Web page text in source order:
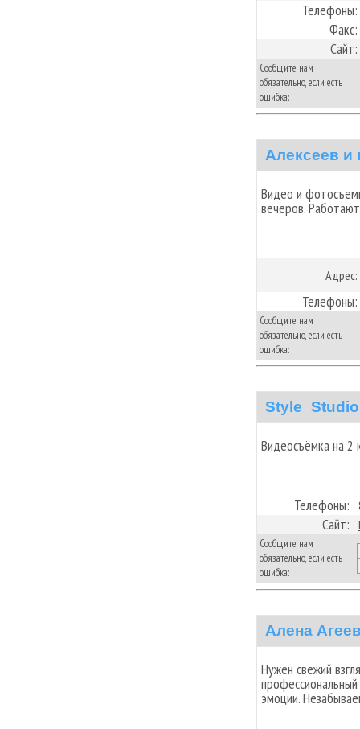
Телефоны:
Факс:
Сайт:
Сообщите нам
обязательно, если есть
ошибка:
Алексеев и
Видео и
вечеров.
Адрес:
Телефоны:
Сообщите нам
обязательно, если есть
ошибка:
Style_Studio
Видеосъёмка на 2
Телефоны:
Сайт:
Сообщите нам
обязательно, если есть
ошибка:
Алена
Нужен свежий
эмоции.